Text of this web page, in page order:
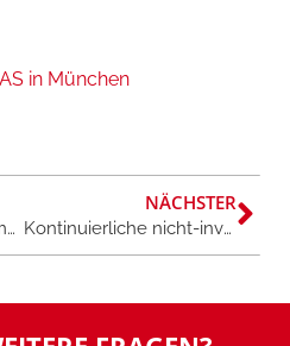
in München
Fingerblutdruck-Messmethode Nr.1
NÄCHSTER
Kontinuierliche nicht-invasive Herz-Kreislauf Messung essenziell für die Diagnose von autonomen Funktionsstörungen bei Long-COVID